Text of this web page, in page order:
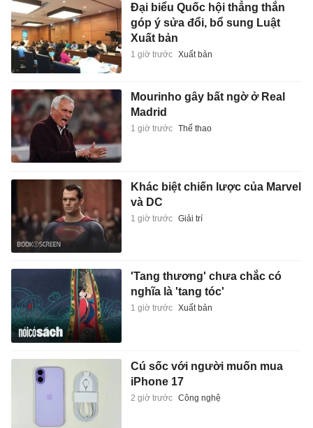
Đại biểu Quốc hội thẳng thắn
góp ý sửa đổi, bổ sung Luật
Xuất bản
1 giờ trước Xuất bản
Mourinho gây bất ngờ ở Real
Madrid
1 giờ trước Thể thao
Khác biệt chiến lược của Marvel
và DC
1 giờ trước Giải trí
'Tang thương' chưa chắc có
nghĩa là 'tang tóc'
1 giờ trước Xuất bản
Cú sốc với người muốn mua
iPhone 17
2 giờ trước Công nghệ